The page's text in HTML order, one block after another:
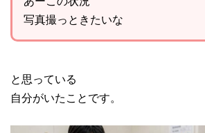
写真撮っときたいな
と思っている
自分がいたことです。